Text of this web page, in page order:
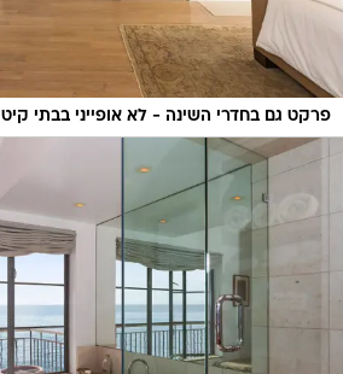
פרקט גם בחדרי השינה - לא אופייני בבתי קיט